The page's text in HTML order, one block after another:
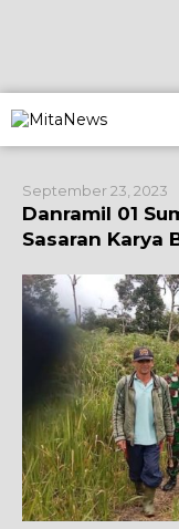
ke
konten
September 23, 2023
Danramil 01
Sasaran Karya